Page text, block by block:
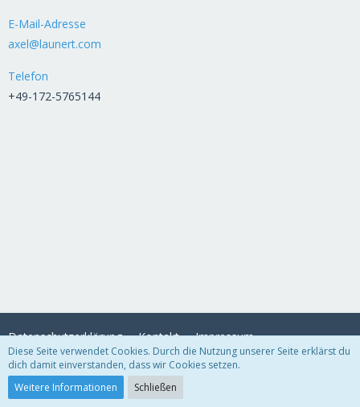
E-Mail-Adresse
axel@launert.com
Telefon
+49-172-5765144
Datenschutzerklärung Kontakt Impressum
Community-Software:
Diese Seite verwendet Cookies. Durch die Nutzung unserer Seite erklärst du
dich damit einverstanden, dass wir Cookies setzen.
Weitere Informationen
Schließen